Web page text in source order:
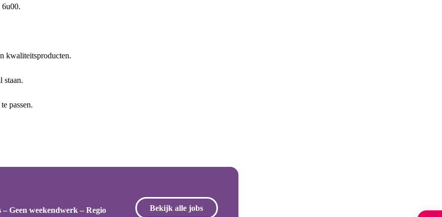
6u00.
kwaliteitsproducten.
staan.
passen.
Geen weekendwerk – Regio
Bekijk alle jobs